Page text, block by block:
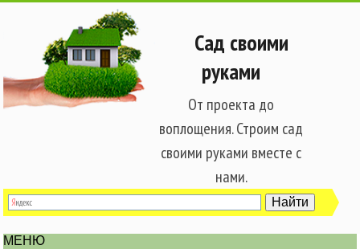
Сад своими
руками
От проекта до
воплощения. Строим сад
своими руками вместе с
нами.
МЕНЮ